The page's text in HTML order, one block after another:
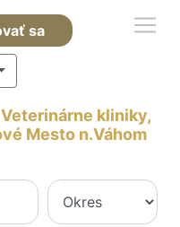
sa
kliniky,
Mesto n.Váhom